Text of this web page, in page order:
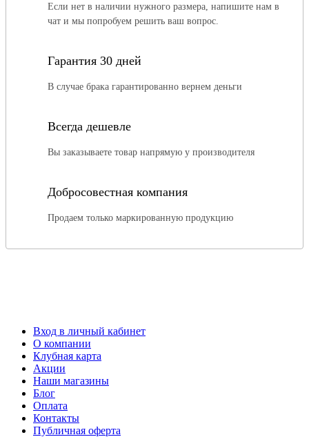
Если нет в наличии нужного размера, напишите нам в
чат и мы попробуем решить ваш вопрос.
Гарантия 30 дней
В случае брака гарантированно вернем деньги
Всегда дешевле
Вы заказываете товар напрямую у производителя
Добросовестная компания
Продаем только маркированную продукцию
Вход в личный кабинет
О компании
Клубная карта
Акции
Наши магазины
Блог
Оплата
Контакты
Публичная оферта